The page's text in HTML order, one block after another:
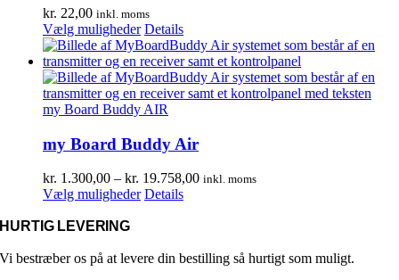
vælges
på
varesiden
kr. 22,00 inkl. moms
Vælg muligheder Dette
vare
har
flere
varianter.
Mulighederne
vælges
på
varesiden
Details
my Board Buddy Air
kr. 1.300,00 – kr. 19.758,00Prisinterval:
inkl. moms
Vælg muligheder Dette
varianter.
Details
HURTIG LEVERING
Vi bestræber os på at levere din bestilling så hurtigt som muligt.